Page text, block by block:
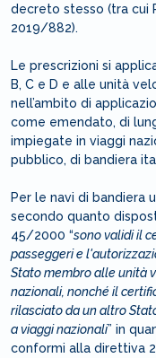
decreto stesso (tra cui
2019/882).
Le prescrizioni si
B, C e D e alle unità
nell’ambito di
come emendato, di
impiegate in viaggi
pubblico, di bandiera
Per le navi di bandiera
secondo quanto
45/2000 “sono validi il
passeggeri e
Stato membro alle unità
nazionali, nonché il
rilasciato da un altro
a viaggi nazionali” in
conformi alla direttiva